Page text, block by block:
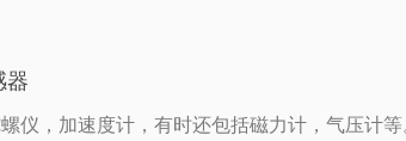
器
仪，加速度计，有时还包括磁力计，气压计